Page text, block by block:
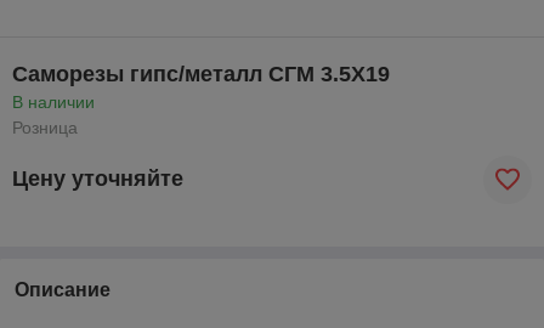
Саморезы гипс/металл СГМ 3.5Х19
В наличии
Розница
Цену уточняйте
Описание